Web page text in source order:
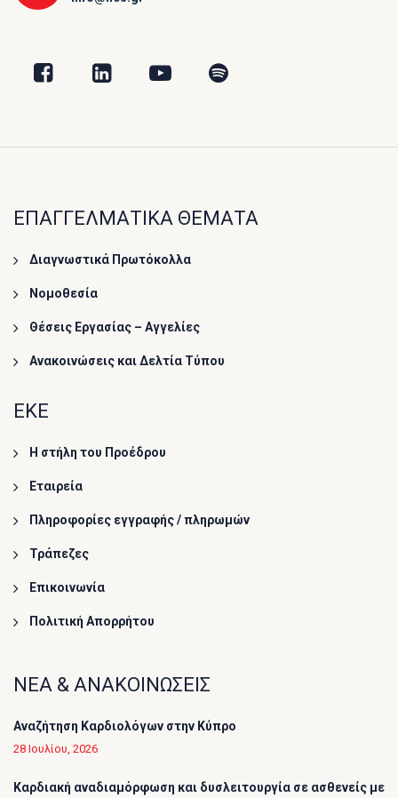
ΕΠΑΓΓΕΛΜΑΤΙΚΑ ΘΕΜΑΤΑ
Διαγνωστικά Πρωτόκολλα
Νομοθεσία
Θέσεις Εργασίας – Αγγελίες
Ανακοινώσεις και Δελτία Τύπου
ΕΚΕ
Η στήλη του Προέδρου
Εταιρεία
Πληροφορίες εγγραφής / πληρωμών
Τράπεζες
Επικοινωνία
Πολιτική Απορρήτου
ΝΕΑ & ΑΝΑΚΟΙΝΩΣΕΙΣ
Αναζήτηση Καρδιολόγων στην Κύπρο
28 Ιουλίου, 2026
Καρδιακή αναδιαμόρφωση και δυσλειτουργία σε ασθενείς με